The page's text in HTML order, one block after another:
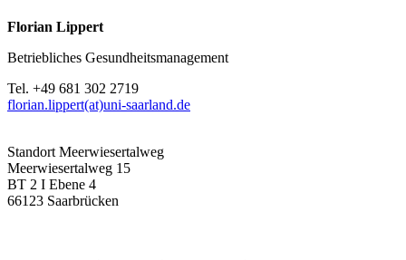
Florian Lippert
Betriebliches Gesundheitsmanagement
Tel. +49 681 302 2719
florian.lippert(at)uni-saarland.de
Standort Meerwiesertalweg
Meerwiesertalweg 15
BT 2 I Ebene 4
66123 Saarbrücken